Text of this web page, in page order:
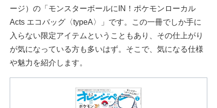
ージ）の「モンスターボールにIN！ポケモンローカル
Acts エコバッグ〈typeA〉」です。この一冊でしか手に
入らない限定アイテムということもあり、その仕上がり
が気になっている方も多いはず。そこで、気になる仕様
や魅力を紹介します。